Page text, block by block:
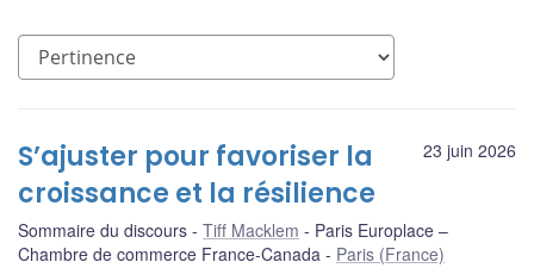
23 juin 2026
S’ajuster pour favoriser la
croissance et la résilience
Sommaire du discours Tiff Macklem
Paris Europlace –
Chambre de commerce France-Canada
Paris (France)